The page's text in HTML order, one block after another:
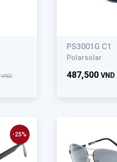
VND
PS3001G C1
Polarsolar
487,500 VND
-25%